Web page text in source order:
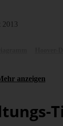
2013
anzeigen